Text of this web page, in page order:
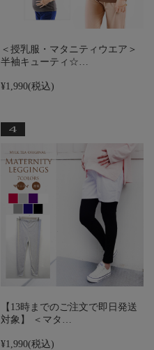
＜授乳服・マタニティウエア＞
半袖キューティ☆…
¥1,990(税込)
【13時までのご注文で即日発送
対象】 ＜マタ…
¥1,990(税込)